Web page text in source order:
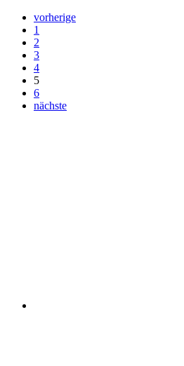
vorherige
1
2
3
4
5
6
nächste